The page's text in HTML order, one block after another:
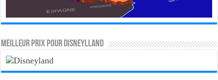
MEILLEUR PRIX POUR DISNEYLLAND